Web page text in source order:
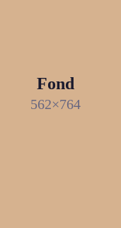
Fond
562×764